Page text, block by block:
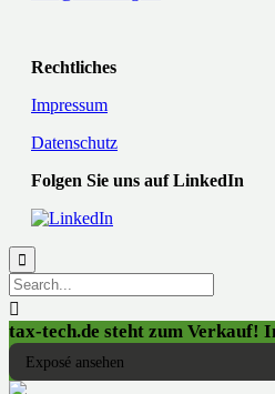
Rechtliches
Impressum
Datenschutz
Folgen Sie uns auf LinkedIn


tax-tech.de steht zum Verkauf!
Exposé ansehen